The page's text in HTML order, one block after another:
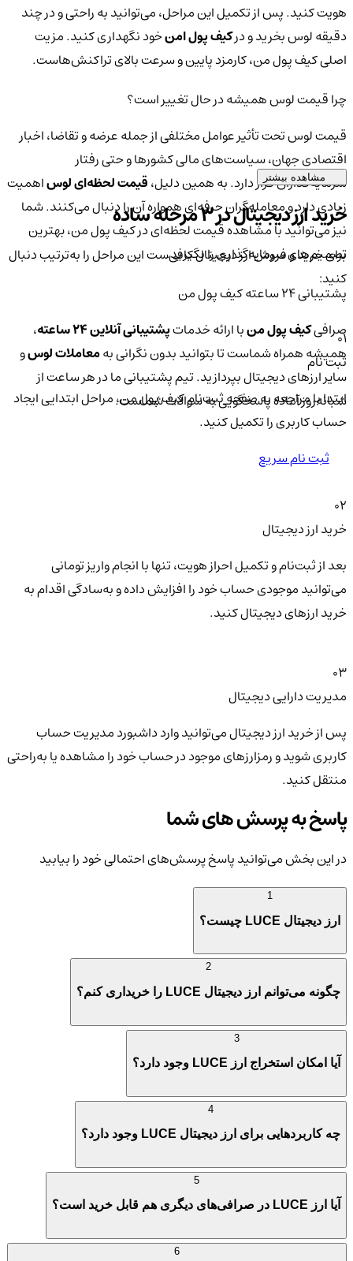
هویت کنید. پس از تکمیل این مراحل، می‌توانید به راحتی و در چند
دقیقه لوس بخرید و درکیف پول امنخود نگهداری کنید. مزیت
اصلی کیف پول من، کارمزد پایین و سرعت بالای تراکنش‌هاست.
چرا قیمت لوس همیشه در حال تغییر است؟
قیمت لوس تحت تأثیر عوامل مختلفی از جمله عرضه و تقاضا، اخبار
اقتصادی جهان، سیاست‌های مالی کشورها و حتی رفتار
سرمایه‌گذاران قرار دارد. به همین دلیل،قیمت لحظه‌ای لوساهمیت
زیادی دارد و معامله‌گران حرفه‌ای همواره آن را دنبال می‌کنند. شما
نیز می‌توانید با مشاهده قیمت لحظه‌ای در کیف پول من، بهترین
تصمیم‌های سرمایه‌گذاری را بگیرید.
پشتیبانی ۲۴ ساعته کیف پول من
صرافیکیف پول منبا ارائه خدماتپشتیبانی آنلاین ۲۴ ساعته
،
همیشه همراه شماست تا بتوانید بدون نگرانی بهمعاملات لوسو
سایر ارزهای دیجیتال بپردازید. تیم پشتیبانی ما در هر ساعت از
شبانه‌روز آماده پاسخگویی به سوالات شماست.
مشاهده بیشتر
خرید ارز دیجیتال در 3 مرحله ساده
برای خرید و فروش ارز دیجیتال کافی‌ست این مراحل را به‌ترتیب دنبال
کنید:
01
ثبت نام
ابتدا با مراجعه به صفحه ثبت‌نام کیف‌ پول من، مراحل ابتدایی ایجاد
حساب کاربری را تکمیل کنید.
ثبت نام سریع
02
خرید ارز دیجیتال
بعد از ثبت‌نام و تکمیل احراز هویت، تنها با انجام واریز تومانی
می‌توانید موجودی حساب خود را افزایش داده و به‌سادگی اقدام به
خرید ارزهای دیجیتال کنید.
03
مدیریت دارایی دیجیتال
پس از خرید ارز دیجیتال می‌توانید وارد داشبورد مدیریت حساب
کاربری شوید و رمزارزهای موجود در حساب خود را مشاهده یا به‌راحتی
منتقل کنید.
پاسخ به پرسش های شما
در این بخش می‌توانید پاسخ پرسش‌های احتمالی خود را بیابید
ارز دیجیتال LUCE چیست؟
چگونه می‌توانم ارز دیجیتال LUCE را خریداری کنم؟
آیا امکان استخراج ارز LUCE وجود دارد؟
چه کاربردهایی برای ارز دیجیتال LUCE وجود دارد؟
آیا ارز LUCE در صرافی‌های دیگری هم قابل خرید است؟